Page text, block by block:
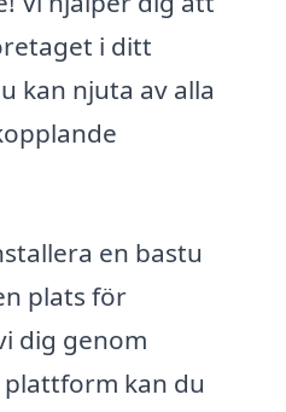
i ditt
kan njuta av alla
en bastu
plats för
dig genom
kan du